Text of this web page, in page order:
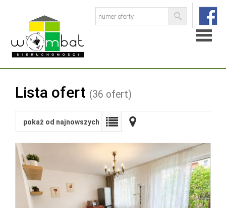
Strona
O
firmie
Baza
ofert
Skup
Lista ofert (36 ofert)
pokaż od najnowszych